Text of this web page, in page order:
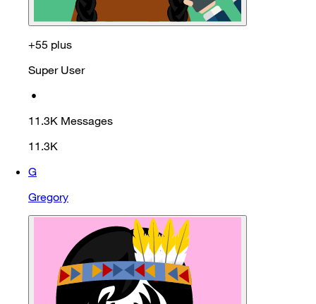
+55 plus
Super User
•
11.3K Messages
11.3K
G
Gregory